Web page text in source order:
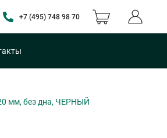
+7 (495) 748 98 70
мм, без дна, ЧЕРНЫЙ